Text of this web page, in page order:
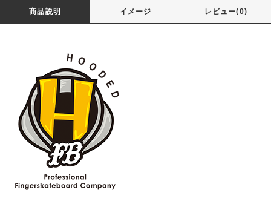
商品説明 イメージ レビュー(0)